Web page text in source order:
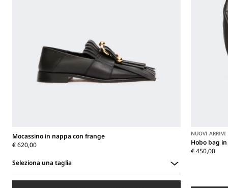
Mocassino in nappa con frange
€ 620,00
Seleziona una taglia
NUOVI ARRIVI
Hobo bag
€ 450,00